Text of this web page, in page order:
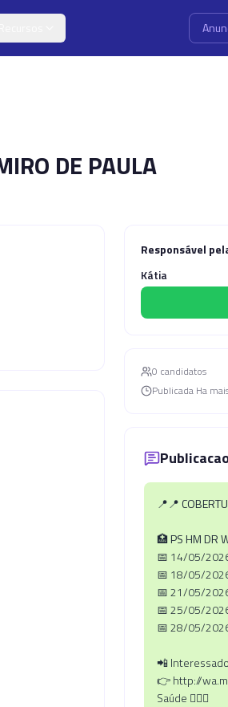
DE PAULA
Responsável
Kátia
0 candidatos
Publicada Ha
📍📍
🏥 PS HM DR
📅 14/05/
📅 18/05/
📅 21/05/
📅 25/05/
📅 28/05/
📲
👉 http://
Saúde 🧏🏼‍♀️